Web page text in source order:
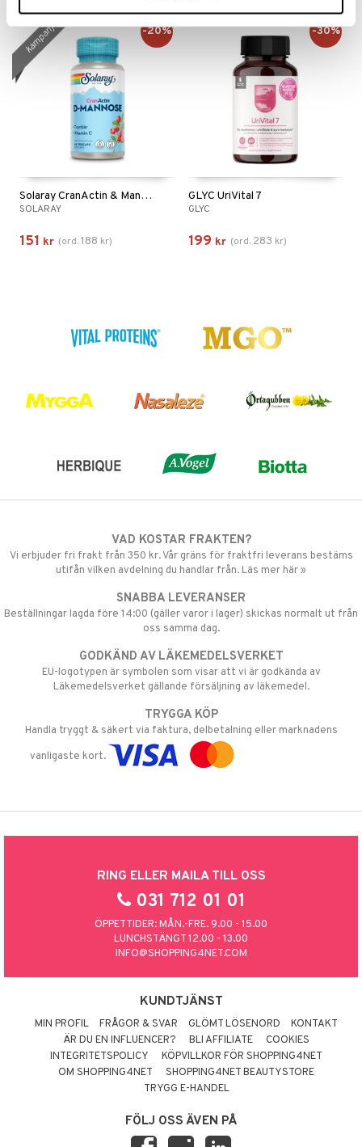
Solaray CranActin & Mannose
SOLARAY
151 kr (ord.188 kr)
kampanj -20%
GLYC UriVital 7
GLYC
199 kr (ord. 283 kr)
-30%
VAD KOSTAR FRAKTEN?
Vi erbjuder fri frakt från 350 kr. Vår gräns för fraktfri leverans bestäms
utifån vilken avdelning du handlar från. Läs mer här »
SNABBA LEVERANSER
Beställningar lagda före 14:00 (gäller varor i lager) skickas normalt ut från
oss samma dag.
GODKÄND AV LÄKEMEDELSVERKET
EU-logotypen är symbolen som visar att vi är godkända av
Läkemedelsverket gällande försäljning av läkemedel.
TRYGGA KÖP
Handla tryggt & säkert via faktura, delbetalning eller marknadens
vanligaste kort.
RING ELLER MAILA TILL OSS
031 712 01 01
ÖPPETTIDER: MÅN.-FRE. 9.00 - 15.00
LUNCHSTÄNGT 12.00 - 13.00
INFO@SHOPPING4NET.COM
KUNDTJÄNST
MIN PROFIL FRÅGOR & SVAR GLÖMT LÖSENORD
KONTAKT
ÄR DU EN INFLUENCER?
BLI AFFILIATE
COOKIES
INTEGRITETSPOLICY
KÖPVILLKOR FÖR SHOPPING4NET
OM SHOPPING4NET
SHOPPING4NET BEAUTYSTORE
TRYGG E-HANDEL
FÖLJ OSS ÄVEN PÅ